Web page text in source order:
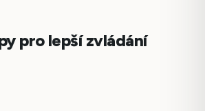
pro lepší zvládání